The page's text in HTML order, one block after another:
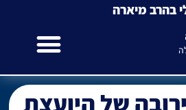
בהרב מיארה
של היועצת